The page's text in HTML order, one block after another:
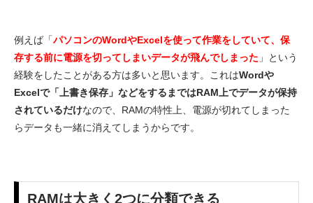
例えば「パソコンのWordやExcelを使って作業をしていて、保
存する前に電源を切ってしまいデータが飛んでしまった 」という
経験をしたことがある方は多いと思います。これはWordや
Excelで「上書き保存」などをするまではRAM上でデータが保持
されているだけなので、RAMの特性上、電源が切れてしまった
らデータも一緒に消えてしまうからです。
RAMは大きく2つに分類できる